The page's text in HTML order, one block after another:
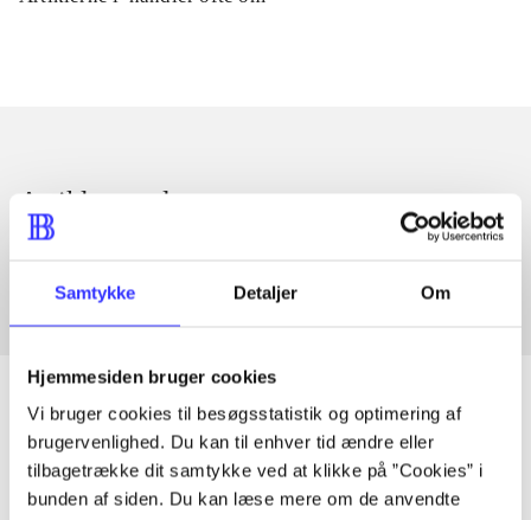
Samtykke Detaljer Om
Hjemmesiden bruger cookies
Vi bruger cookies til besøgsstatistik og optimering af
brugervenlighed. Du kan til enhver tid ændre eller
tilbagetrække dit samtykke ved at klikke på ”Cookies” i
bunden af siden. Du kan læse mere om de anvendte
Artikler med samme emner
Fra
Artikler
Alle registrerede artikler fordelt på udgivelser